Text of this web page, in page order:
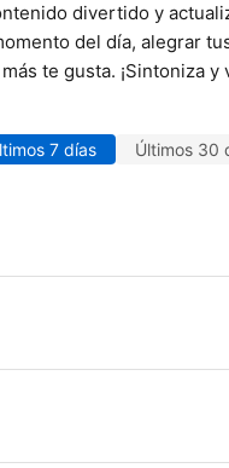
divertido y
del día, alegrar
te gusta. ¡Sintoniza y
7 días Últimos 30